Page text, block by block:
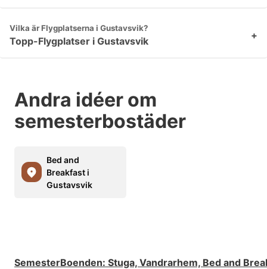
Vilka är Flygplatserna i Gustavsvik?
Topp-Flygplatser i Gustavsvik +
Andra idéer om
semesterbostäder
Bed and
Breakfast i
Gustavsvik
SemesterBoenden: Stuga, Vandrarhem, Bed and